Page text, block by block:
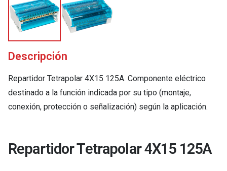
Descripción
Repartidor Tetrapolar 4X15 125A. Componente eléctrico
destinado a la función indicada por su tipo (montaje,
conexión, protección o señalización) según la aplicación.
Repartidor Tetrapolar 4X15 125A